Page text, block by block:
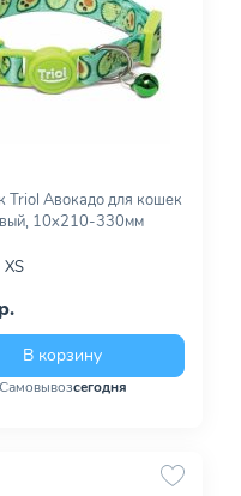
Triol Авокадо для кошек
10х210-330мм
XS
В корзину
Самовывозсегодня